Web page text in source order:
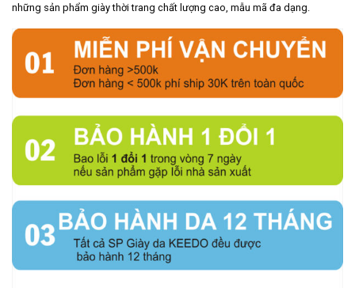
những sản phẩm giày thời trang chất lượng cao, mẫu mã đa dạng.